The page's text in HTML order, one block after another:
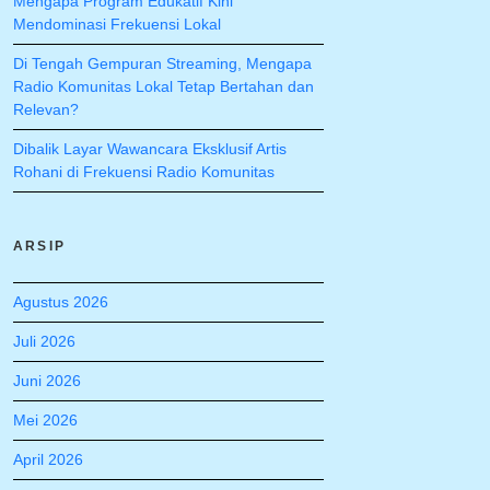
Mendominasi Frekuensi Lokal
Di Tengah Gempuran Streaming, Mengapa
Radio Komunitas Lokal Tetap Bertahan dan
Relevan?
Dibalik Layar Wawancara Eksklusif Artis
Rohani di Frekuensi Radio Komunitas
ARSIP
Agustus 2026
Juli 2026
Juni 2026
Mei 2026
April 2026